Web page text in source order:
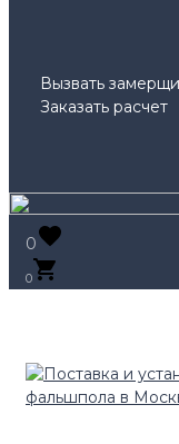
Вызвать
Заказать расчет
0
0